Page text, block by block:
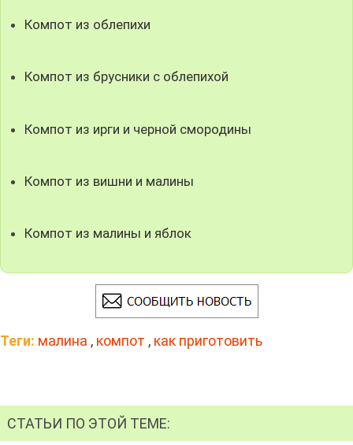
Компот из облепихи
Компот из брусники с облепихой
Компот из ирги и черной смородины
Компот из вишни и малины
Компот из малины и яблок
Теги: малина , компот , как приготовить
СТАТЬИ ПО ЭТОЙ ТЕМЕ: